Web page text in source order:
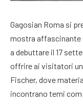
Gagosian Roma si
mostra affascinante
a debuttare il 17
offrire ai visitatori
Fischer, dove
incontrano temi